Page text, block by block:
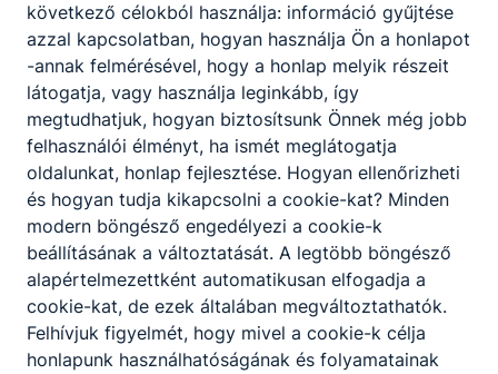
2026. jún. 30. admin
In memoriam – Dózsa Györgyné emlékére
következő célokból használja: információ gyűjtése
azzal kapcsolatban, hogyan használja Ön a honlapot
-annak felmérésével, hogy a honlap melyik részeit
látogatja, vagy használja leginkább, így
megtudhatjuk, hogyan biztosítsunk Önnek még jobb
felhasználói élményt, ha ismét meglátogatja
oldalunkat, honlap fejlesztése. Hogyan ellenőrizheti
és hogyan tudja kikapcsolni a cookie-kat? Minden
modern böngésző engedélyezi a cookie-k
beállításának a változtatását. A legtöbb böngésző
alapértelmezettként automatikusan elfogadja a
cookie-kat, de ezek általában megváltoztathatók.
Felhívjuk figyelmét, hogy mivel a cookie-k célja
honlapunk használhatóságának és folyamatainak